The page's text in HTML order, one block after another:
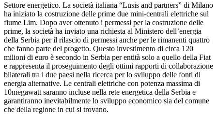
Settore energetico. La società italiana “Lusis and partners” di Milano
ha iniziato la costruzione delle prime due mini-centrali elettriche sul
fiume Lim. Dopo aver ottenuto i permessi per la costruzione delle
prime, la società ha inviato una richiesta al Ministero dell’energia
della Serbia per il rilascio di permessi anche per le rimanenti quattro
che fanno parte del progetto. Questo investimento di circa 120
milioni di euro è secondo in Serbia per entità solo a quello della Fiat
e rappresenta il proseguimento degli ottimi rapporti di collaborazione
bilaterali tra i due paesi nella ricerca per lo sviluppo delle fonti di
energia alternative. Le centrali elettriche con potenza massima di
10megawatt saranno incluse nella rete energetica della Serbia e
garantiranno inevitabilmente lo sviluppo economico sia del comune
che della regione in cui si trovano.